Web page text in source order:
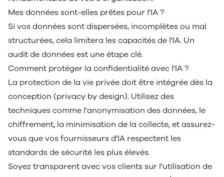
Mes données sont-elles prêtes pour l'IA ?
Si vos données sont dispersées, incomplètes ou mal
structurées, cela limitera les capacités de l'IA. Un
audit de données est une étape clé.
Comment protéger la confidentialité avec l'IA ?
La protection de la vie privée doit être intégrée dès la
conception (privacy by design). Utilisez des
techniques comme l'anonymisation des données, le
chiffrement, la minimisation de la collecte, et assurez-
vous que vos fournisseurs d'IA respectent les
standards de sécurité les plus élevés.
Soyez transparent avec vos clients sur l'utilisation de